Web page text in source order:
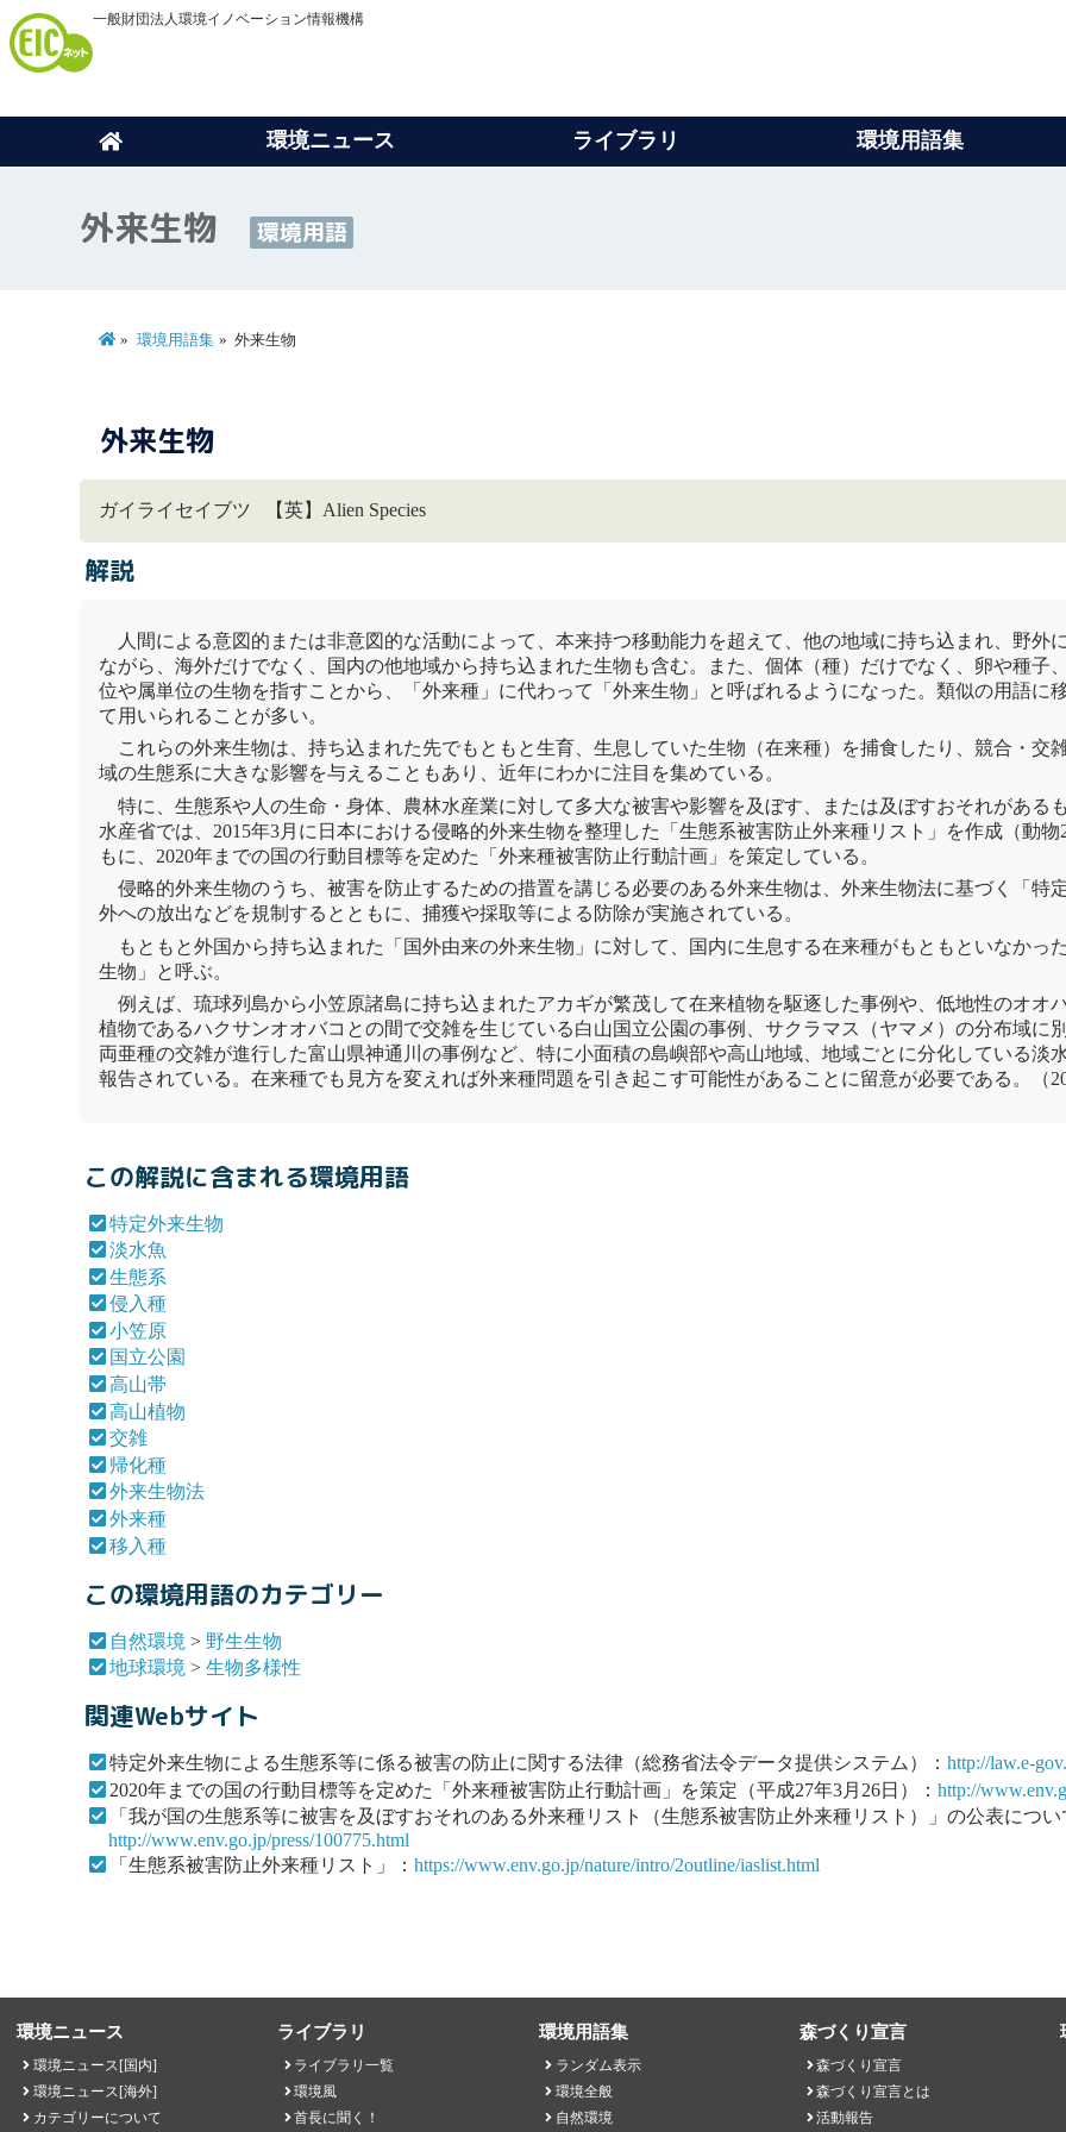
一般財団法人環境イノベーション情報機構
環境ニュース ライブラリ 環境用語集
外来生物 環境用語
環境用語集 外来生物
外来生物
ガイライセイブツ 【英】Alien Species
解説
人間による意図的または非意図的な活動によって、本来持つ移動能力を超えて、他の地域に持ち込まれ、野外
ながら、海外だけでなく、国内の他地域から持ち込まれた生物も含む。また、個体（種）だけでなく、卵や種子
位や属単位の生物を指すことから、「外来種 」に代わって「外来生物」と呼ばれるようになった。類似の用語に
て用いられることが多い。
これらの外来生物は、持ち込まれた先でもともと生育、生息していた生物（在来種）を捕食したり、競合・交
域の生態系に大きな影響を与えることもあり、近年にわかに注目を集めている。
特に、生態系や人の生命・身体、農林水産業に対して多大な被害や影響を及ぼす、または及ぼすおそれがある
水産省では、2015年3月に日本における侵略的外来生物を整理した「生態系被害防止外来種リスト」を作成（動
もに、2020年までの国の行動目標等を定めた「外来種被害防止行動計画」を策定している。
侵略的外来生物のうち、被害を防止するための措置を講じる必要のある外来生物は、外来生物法に基づく「特
外への放出などを規制するとともに、捕獲や採取等による防除が実施されている。
もともと外国から持ち込まれた「国外由来の外来生物」に対して、国内に生息する在来種がもともといなかっ
生物」と呼ぶ。
例えば、琉球列島から小笠原諸島に持ち込まれたアカギが繁茂して在来植物を駆逐した事例や、低地性のオオ
植物であるハクサンオオバコとの間で交雑を生じている白山国立公園の事例、サクラマス（ヤマメ）の分布域に
両亜種の交雑が進行した富山県神通川の事例など、特に小面積の島嶼部や高山地域、地域ごとに分化している淡
報告されている。在来種でも見方を変えれば外来種問題を引き起こす可能性があることに留意が必要である。（
この解説に含まれる環境用語
特定外来生物
淡水魚
生態系
侵入種
小笠原
国立公園
高山帯
高山植物
交雑
帰化種
外来生物法
外来種
移入種
この環境用語のカテゴリー
自然環境 > 野生生物
地球環境 >生物多様性
関連Webサイト
特定外来生物による生態系等に係る被害の防止に関する法律（総務省法令データ提供システム）：http://law.e-
2020年までの国の行動目標等を定めた「外来種被害防止行動計画」を策定（平成27年3月26日）：http://
「我が国の生態系等に被害を及ぼすおそれのある外来種リスト（生態系被害防止外来種リスト）」の公表につ
http://www.env.go.jp/press/100775.html
「生態系被害防止外来種リスト」：https://www.env.go.jp/nature/intro/2outline/iaslist.html
環境ニュース
環境ニュース[国内]
環境ニュース[海外]
カテゴリーについて
ライブラリ
ライブラリ一覧
環境風
首長に聞く！
環境用語集
ランダム表示
環境全般
自然環境
森づくり宣言
森づくり宣言
森づくり宣言とは
活動報告